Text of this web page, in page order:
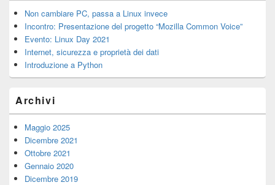
Non cambiare PC, passa a Linux invece
Incontro: Presentazione del progetto “Mozilla Common Voice”
Evento: Linux Day 2021
Internet, sicurezza e proprietà dei dati
Introduzione a Python
Archivi
Maggio 2025
Dicembre 2021
Ottobre 2021
Gennaio 2020
Dicembre 2019